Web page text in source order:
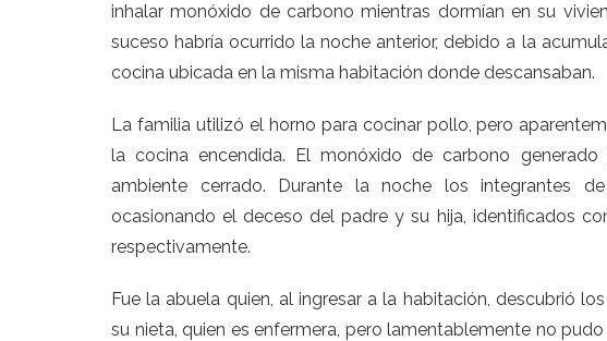
inhalar monóxido de carbono mientras dormían en su
suceso habría ocurrido la noche anterior, debido a la
cocina ubicada en la misma habitación donde descansaban.
La familia utilizó el horno para cocinar pollo, pero
la cocina encendida. El monóxido de carbono
ambiente cerrado. Durante la noche los integrantes
ocasionando el deceso del padre y su hija, identificados
respectivamente.
Fue la abuela quien, al ingresar a la habitación, descubrió
su nieta, quien es enfermera, pero lamentablemente no